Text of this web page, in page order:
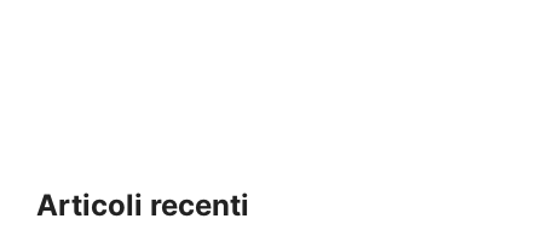
Articoli recenti